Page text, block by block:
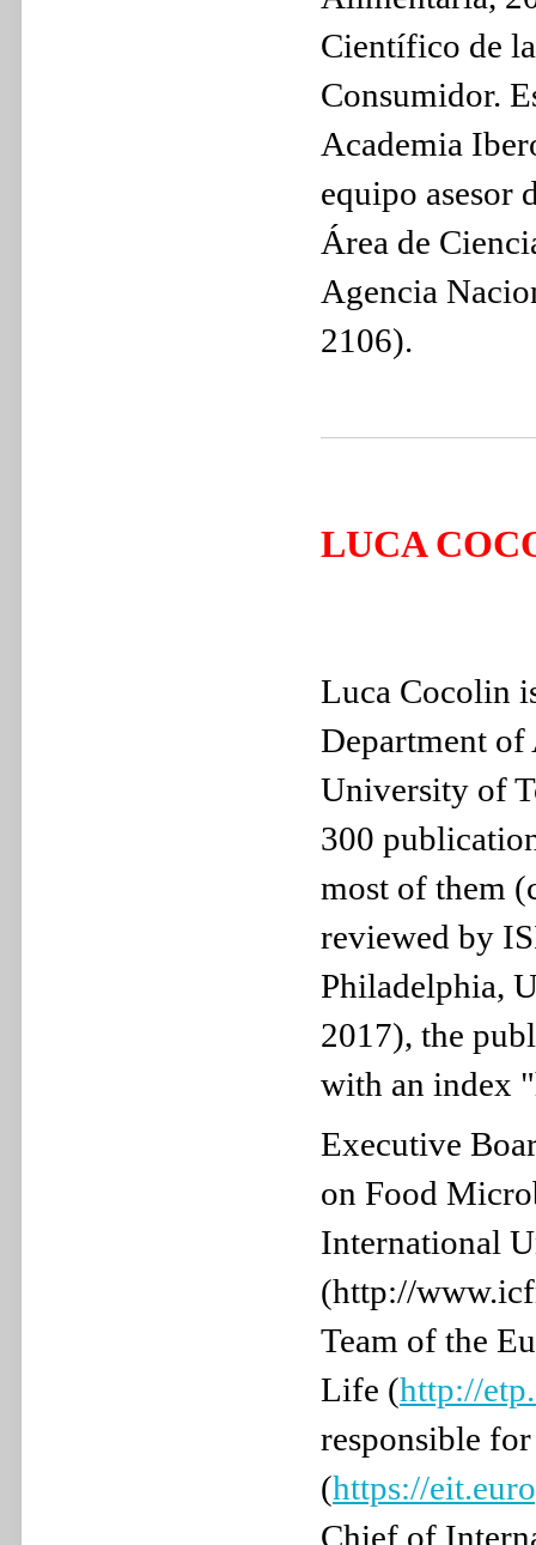
Científico de
Consumidor.
Academia
equipo asesor
Área de
Agencia
2106).
LUCA
Luca Cocolin
Department of
University of
300
most of them
reviewed by
Philadelphia,
2017), the
with an index
Executive
on Food
International
(http://
Team of the
Life (http://
responsible
(https://
Chief of